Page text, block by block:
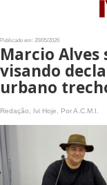
Publicado em: 20/05/2026
Marcio Alves
visando
urbano
Redação, Ivi Hoje, Por A.C.M.I.